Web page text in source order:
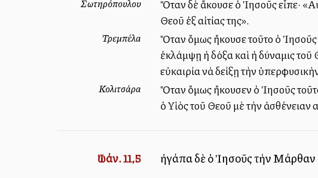
Σωτηρόπουλου
Ὅταν δὲ ἄκουσε ὁ Ἰησοῦς εἶπε·
Θεοῦ ἐξ αἰτίας της».
Τρεμπέλα
Ὅταν ὅμως ἤκουσε τοῦτο ὁ Ἰησοῦς
ἐκλάμψῃ ἡ δόξα καὶ ἡ δύναμις τοῦ
εὐκαιρία νὰ δείξῃ τὴν
Κολιτσάρα
Ὅταν ὅμως ἤκουσεν ὁ Ἰησοῦς
ὁ Υἱὸς τοῦ Θεοῦ μὲ τὴν ἀσθένειαν
Ἰωάν. 11,5 ἠγάπα δὲ ὁ Ἰησοῦς τὴν Μάρθαν